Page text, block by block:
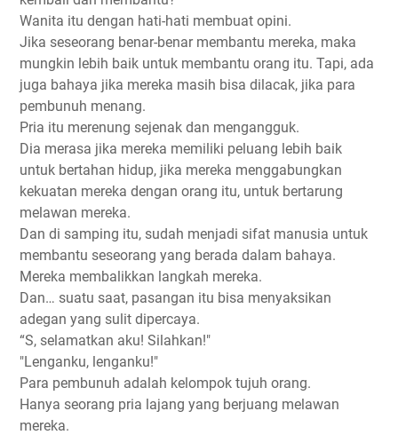
Wanita itu dengan hati-hati membuat opini.
Jika seseorang benar-benar membantu mereka, maka
mungkin lebih baik untuk membantu orang itu. Tapi, ada
juga bahaya jika mereka masih bisa dilacak, jika para
pembunuh menang.
Pria itu merenung sejenak dan mengangguk.
Dia merasa jika mereka memiliki peluang lebih baik
untuk bertahan hidup, jika mereka menggabungkan
kekuatan mereka dengan orang itu, untuk bertarung
melawan mereka.
Dan di samping itu, sudah menjadi sifat manusia untuk
membantu seseorang yang berada dalam bahaya.
Mereka membalikkan langkah mereka.
Dan… suatu saat, pasangan itu bisa menyaksikan
adegan yang sulit dipercaya.
“S, selamatkan aku! Silahkan!"
"Lenganku, lenganku!"
Para pembunuh adalah kelompok tujuh orang.
Hanya seorang pria lajang yang berjuang melawan
mereka.